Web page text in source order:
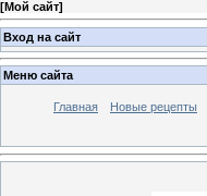
[Мой сайт]
Вход на сайт
Меню сайта
Главная Новые рецепты